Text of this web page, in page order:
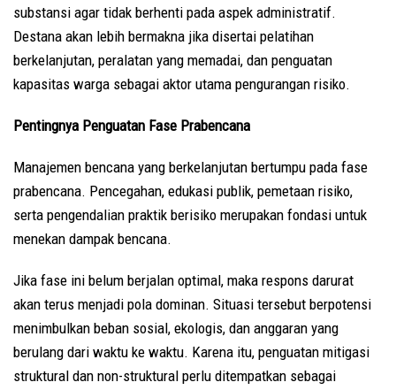
substansi agar tidak berhenti pada aspek administratif.
Destana akan lebih bermakna jika disertai pelatihan
berkelanjutan, peralatan yang memadai, dan penguatan
kapasitas warga sebagai aktor utama pengurangan risiko.
Pentingnya Penguatan Fase Prabencana
Manajemen bencana yang berkelanjutan bertumpu pada fase
prabencana. Pencegahan, edukasi publik, pemetaan risiko,
serta pengendalian praktik berisiko merupakan fondasi untuk
menekan dampak bencana.
Jika fase ini belum berjalan optimal, maka respons darurat
akan terus menjadi pola dominan. Situasi tersebut berpotensi
menimbulkan beban sosial, ekologis, dan anggaran yang
berulang dari waktu ke waktu. Karena itu, penguatan mitigasi
struktural dan non-struktural perlu ditempatkan sebagai